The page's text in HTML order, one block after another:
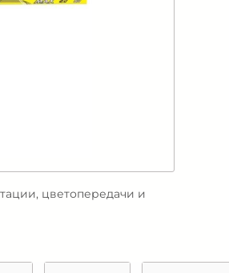
цветопередачи и